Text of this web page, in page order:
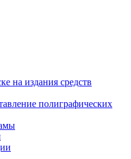
на издания средств
полиграфических